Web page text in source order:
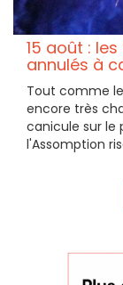
15 août :
annulés à
Tout comme
encore très
canicule sur le
l'Assomption